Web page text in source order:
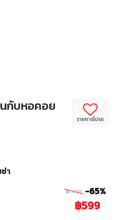
รายการโปรด
กับหอคอย
า
฿1,695 -65%
฿599